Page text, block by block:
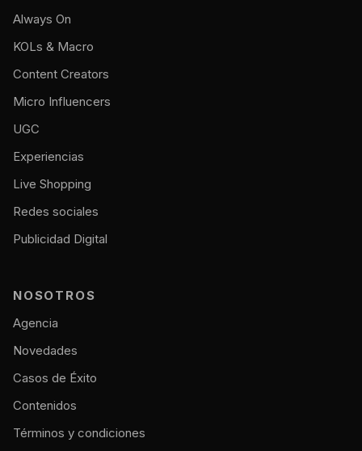
Always On
KOLs & Macro
Content Creators
Micro Influencers
UGC
Experiencias
Live Shopping
Redes sociales
Publicidad Digital
NOSOTROS
Agencia
Novedades
Casos de Éxito
Contenidos
Términos y condiciones